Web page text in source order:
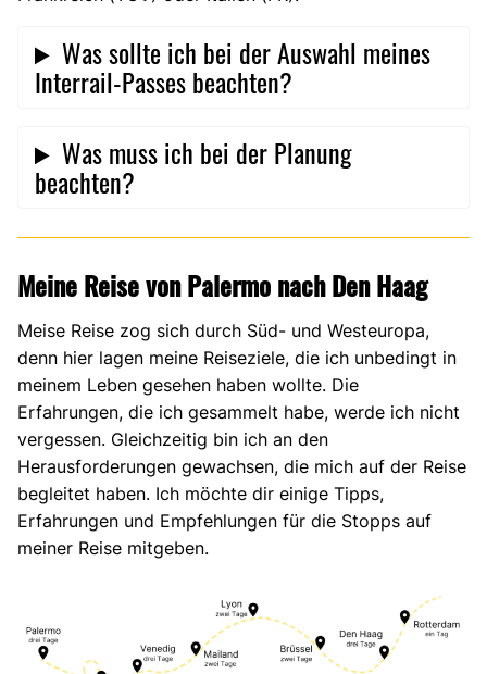
Was sollte ich bei der Auswahl meines
Interrail-Passes beachten?
Was muss ich bei der Planung
beachten?
Meine Reise von Palermo nach Den Haag
Meise Reise zog sich durch Süd- und Westeuropa,
denn hier lagen meine Reiseziele, die ich unbedingt in
meinem Leben gesehen haben wollte. Die
Erfahrungen, die ich gesammelt habe, werde ich nicht
vergessen. Gleichzeitig bin ich an den
Herausforderungen gewachsen, die mich auf der Reise
begleitet haben. Ich möchte dir einige Tipps,
Erfahrungen und Empfehlungen für die Stopps auf
meiner Reise mitgeben.